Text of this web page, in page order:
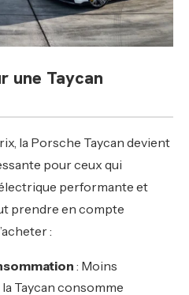
une Taycan
la Porsche Taycan devient
pour ceux qui
performante et
prendre en compte
:
: Moins
la Taycan consomme